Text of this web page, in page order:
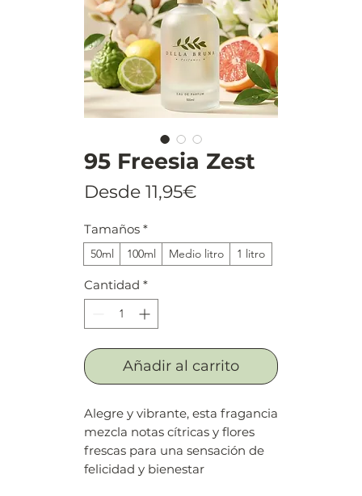
95 Freesia Zest
Desde 11,95€
Tamaños *
50ml 100ml Medio litro 1 litro
Cantidad *
Añadir al carrito
Alegre y vibrante, esta fragancia
mezcla notas cítricas y flores
frescas para una sensación de
felicidad y bienestar